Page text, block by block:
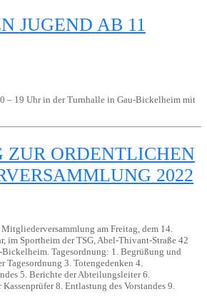
JUGEND AB 11
– 19 Uhr in der Turnhalle in Gau-Bickelheim mit
ORDENTLICHEN
2022
am Freitag, dem 14.
im Sportheim der TSG, Abel-Thivant-Straße 42
Tagesordnung: 1. Begrüßung und
Tagesordnung 3. Totengedenken 4.
5. Berichte der Abteilungsleiter 6.
8. Entlastung des Vorstandes 9.